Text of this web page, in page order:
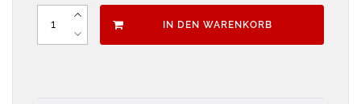
IN DEN WARENKORB